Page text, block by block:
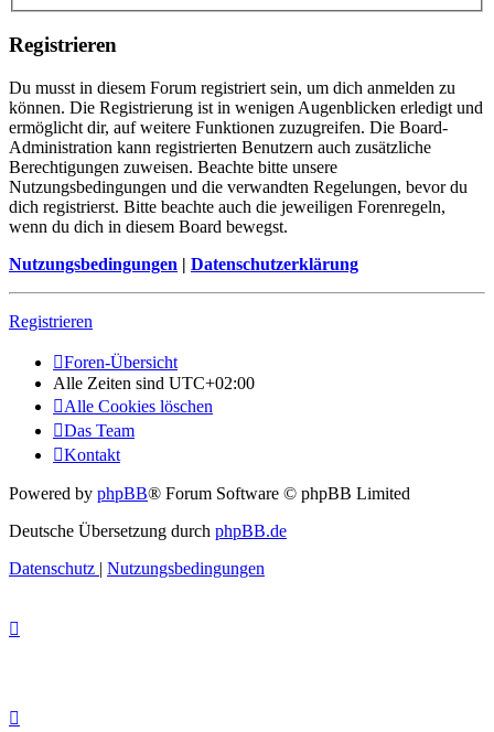
Registrieren
Du musst in diesem Forum registriert sein, um dich anmelden zu
können. Die Registrierung ist in wenigen Augenblicken erledigt und
ermöglicht dir, auf weitere Funktionen zuzugreifen. Die Board-
Administration kann registrierten Benutzern auch zusätzliche
Berechtigungen zuweisen. Beachte bitte unsere
Nutzungsbedingungen und die verwandten Regelungen, bevor du
dich registrierst. Bitte beachte auch die jeweiligen Forenregeln,
wenn du dich in diesem Board bewegst.
Nutzungsbedingungen | Datenschutzerklärung
Registrieren
Foren-Übersicht
Alle Zeiten sind UTC+02:00
Alle Cookies löschen
Das Team
Kontakt
Powered by phpBB® Forum Software © phpBB Limited
Deutsche Übersetzung durch phpBB.de
Datenschutz | Nutzungsbedingungen